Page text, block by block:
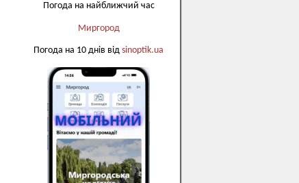
Погода на найближчий час
Миргород
Погода на 10 днів від sinoptik.ua